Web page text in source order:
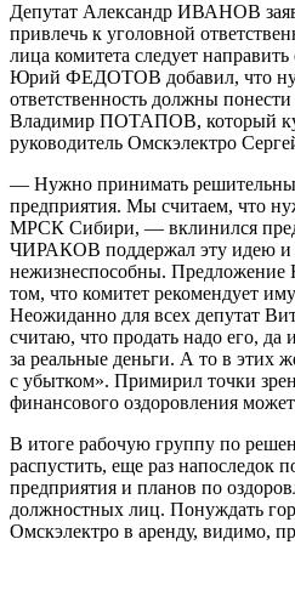
Депутат Александр ИВАНОВ
привлечь к уголовной
лица комитета следует
Юрий ФЕДОТОВ добавил, что
ответственность должны
Владимир ПОТАПОВ, который
руководитель Омскэлектро
— Нужно принимать
предприятия. Мы считаем, что
МРСК Сибири, — вклинился
ЧИРАКОВ поддержал эту идею и
нежизнеспособны.
том, что комитет рекомендует
Неожиданно для всех депутат
считаю, что продать надо его, да
за реальные деньги. А то в этих
с убытком». Примирил точки
финансового оздоровления
В итоге рабочую группу по
распустить, еще раз напоследок
предприятия и планов по
должностных лиц. Понуждать
Омскэлектро в аренду, видимо,